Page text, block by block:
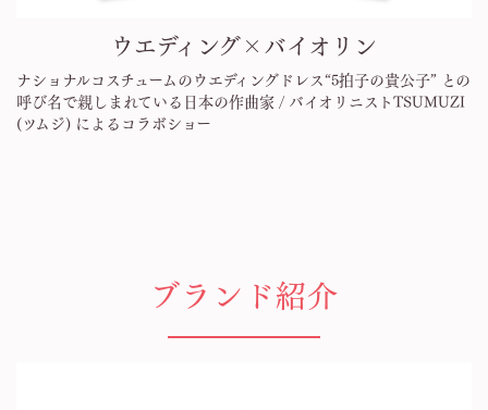
ウエディング×バイオリン
ナショナルコスチュームのウエディングドレス“5拍子の貴公子” との
呼び名で親しまれている日本の作曲家 / バイオリニストTSUMUZI
(ツムジ) によるコラボショー
ブランド紹介